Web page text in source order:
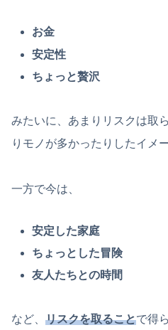
お金
安定性
ちょっと贅沢
みたいに、あまりリスクは取
りモノが多かったりしたイメ
一方で今は、
安定した家庭
ちょっとした冒険
友人たちとの時間
など、 リスクを取ることで得